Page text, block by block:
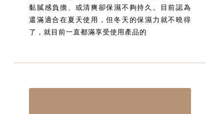
黏膩感負擔、或清爽卻保濕不夠持久。目前認為
還滿適合在夏天使用，但冬天的保濕力就不曉得
了，就目前一直都滿享受使用產品的